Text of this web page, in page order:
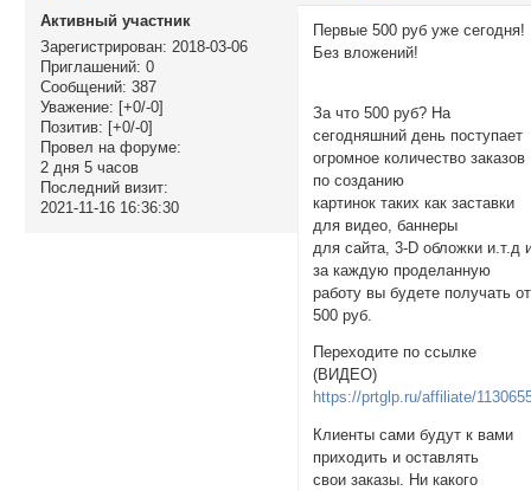
Активный участник
Зарегистрирован: 2018-03-06
Приглашений: 0
Сообщений: 387
Уважение: [+0/-0]
Позитив: [+0/-0]
Провел на форуме:
2 дня 5 часов
Последний визит:
2021-11-16 16:36:30
Первые 500 руб уже сегодня!
Без
За что 500 руб? На
сегодняшний день поступает
огромное количество заказов
по созданию
картинок таких как заставки
для видео, баннеры
для сайта, 3-D обложки и.т.д
за каждую проделанную
работу вы будете получать от
500 руб.
Переходите по ссылке
(ВИДЕО)
https://prtglp.ru/affiliate/
Клиенты сами будут к вами
приходить и оставлять
свои заказы. Ни какого